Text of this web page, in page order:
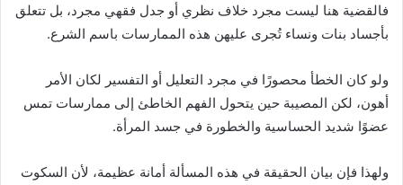
فالقضية هنا ليست مجرد خلاف نظري أو جدل فقهي مجرد، بل تتعلق
بأجساد بنات ونساء تُجرى عليهن هذه الممارسات باسم الشرع.
ولو كان الخطأ محصورًا في مجرد التعليل أو التفسير لكان الأمر
أهون، لكن المصيبة حين يتحول الفهم الخاطئ إلى ممارسات تمس
عضوًا شديد الحساسية والخطورة في جسد المرأة.
ولهذا فإن بيان الحقيقة في هذه المسألة أمانة عظيمة، لأن السكوت